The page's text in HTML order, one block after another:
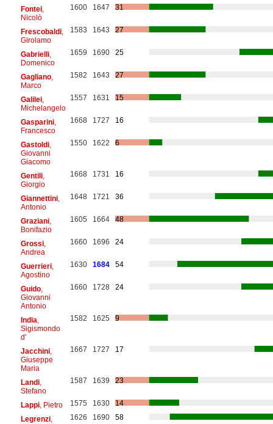
Fontei,
Nicolò
1600 1647 31
Frescobaldi,
Girolamo
1583 1643 27
Gabrielli,
Domenico
1659 1690 25
Gagliano,
Marco
1582 1643 27
Galilei,
Michelangelo
1557 1631 15
Gasparini,
Francesco
1668 1727 16
Gastoldi,
Giovanni
Giacomo
1550 1622 6
Gentili,
Giorgio
1668 1731 16
Giannettini,
Antonio
1648 1721 36
Graziani,
Bonifazio
1605 1664 48
Grossi,
Andrea
1660 1696 24
Guerrieri,
Agostino
1630 1684 54
Guido,
Giovanni
Antonio
1660 1728 24
India
Sigismondo
d'
1582 1625 9
Jacchini,
Giuseppe
Maria
1667 1727 17
Landi,
Stefano
1587 1639 23
Lappi, Pietro 1575 1630
14
Legrenzi,
1626 1690 58